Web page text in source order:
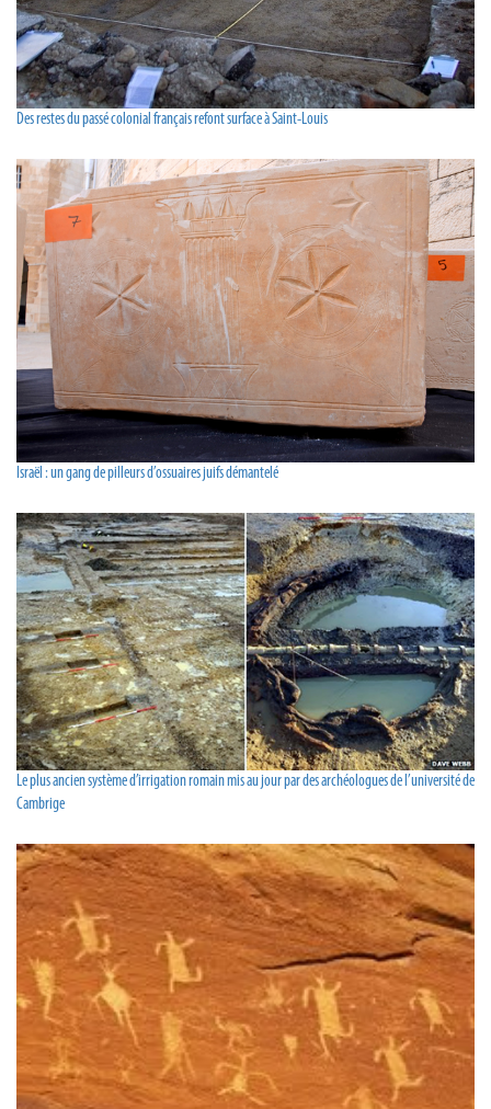
Des restes du passé colonial français refont surface à Saint-Louis
Israël : un gang de pilleurs d’ossuaires juifs démantelé
Le plus ancien système d’irrigation romain mis au jour par des archéologues de l’université de
Cambrige